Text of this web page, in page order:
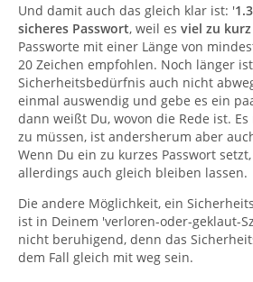
Und damit auch das gleich klar ist: '
sicheres Passwort, weil es viel zu
Passworte mit einer Länge von
20 Zeichen empfohlen. Noch länger
Sicherheitsbedürfnis auch nicht
einmal auswendig und gebe es ein
dann weißt Du, wovon die Rede ist.
zu müssen, ist andersherum aber
Wenn Du ein zu kurzes Passwort
allerdings auch gleich bleiben lassen.
Die andere Möglichkeit, ein
ist in Deinem 'verloren-oder-geklaut-
nicht beruhigend, denn das
dem Fall gleich mit weg sein.